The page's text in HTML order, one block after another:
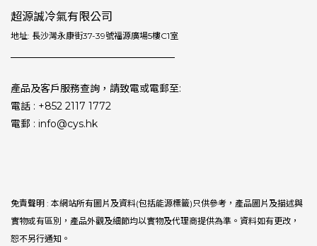
超源誠冷氣有限公司
地址: 長沙灣永康街37-39號福源廣場5樓C1室
產品及客戶服務查詢，請致電或電郵至:
電話 : +852 2117 1772
電郵 : info@cys.hk
免責聲明 : 本網站所有圖片及資料(包括能源標籤)只供參考，產品圖片及描述與
實物或有區別，產品外觀及細節均以實物及代理商提供為準。資料如有更改，
恕不另行通知。